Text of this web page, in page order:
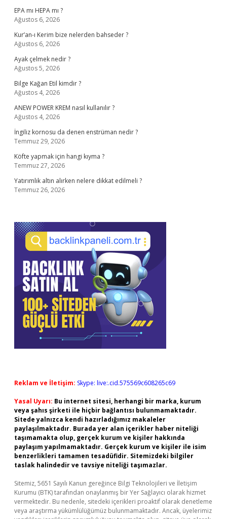
EPA mı HEPA mı ?
Ağustos 6, 2026
Kur’an-ı Kerim bize nelerden bahseder ?
Ağustos 6, 2026
Ayak çelmek nedir ?
Ağustos 5, 2026
Bilge Kağan Etil kimdir ?
Ağustos 4, 2026
ANEW POWER KREM nasıl kullanılır ?
Ağustos 4, 2026
İngiliz kornosu da denen enstrüman nedir ?
Temmuz 29, 2026
Köfte yapmak için hangi kıyma ?
Temmuz 27, 2026
Yatırımlık altın alırken nelere dikkat edilmeli ?
Temmuz 26, 2026
Reklam ve İletişim: Skype: live:.cid.575569c608265c69
Yasal Uyarı: Bu internet sitesi, herhangi bir marka, kurum
veya şahıs şirketi ile hiçbir bağlantısı bulunmamaktadır.
Sitede yalnızca kendi hazırladığımız makaleler
paylaşılmaktadır. Burada yer alan içerikler haber niteliği
taşımamakta olup, gerçek kurum ve kişiler hakkında
paylaşım yapılmamaktadır. Gerçek kurum ve kişiler ile isim
benzerlikleri tamamen tesadüfidir. Sitemizdeki bilgiler
taslak halindedir ve tavsiye niteliği taşımazlar.
Sitemiz, 5651 Sayılı Kanun gereğince Bilgi Teknolojileri ve İletişim
Kurumu (BTK) tarafından onaylanmış bir Yer Sağlayıcı olarak hizmet
vermektedir. Bu nedenle, sitedeki içerikleri proaktif olarak denetleme
veya araştırma yükümlülüğümüz bulunmamaktadır. Ancak, üyelerimiz